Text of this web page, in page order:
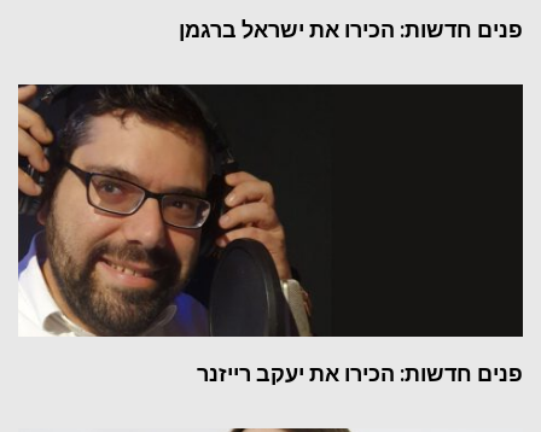
פנים חדשות: הכירו את ישראל ברגמן
פנים חדשות: הכירו את יעקב רייזנר